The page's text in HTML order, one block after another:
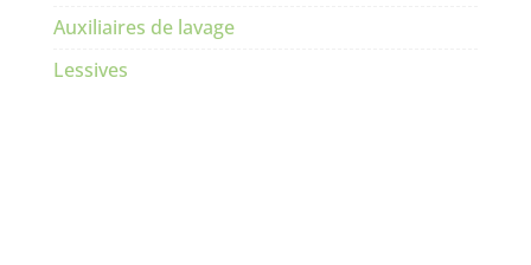
Auxiliaires de lavage
Lessives